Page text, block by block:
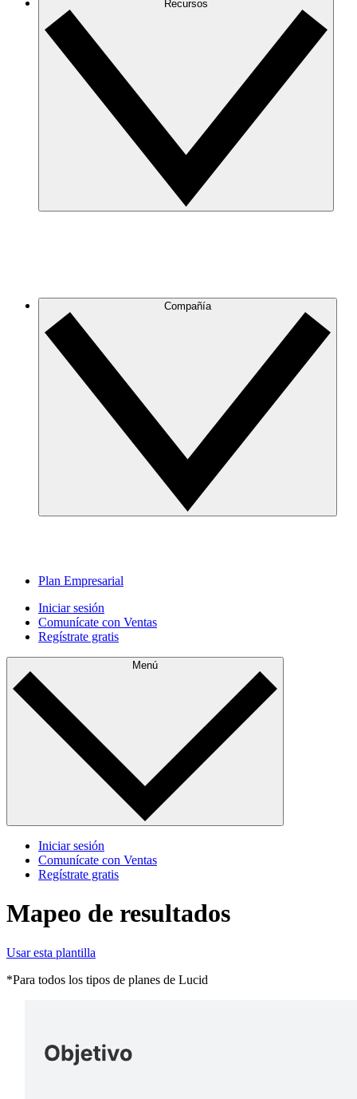
Recursos
Compañía
Plan Empresarial
Iniciar sesión
Comunícate con Ventas
Regístrate gratis
Menú
Iniciar sesión
Comunícate con Ventas
Regístrate gratis
Mapeo de resultados
Usar esta plantilla
*Para todos los tipos de planes de Lucid